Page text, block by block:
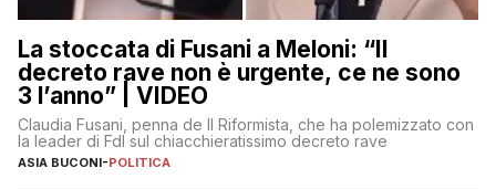
La stoccata di Fusani a Meloni: “Il
decreto rave non è urgente, ce ne sono
3 l’anno” | VIDEO
Claudia Fusani, penna de Il Riformista, che ha polemizzato con
la leader di FdI sul chiacchieratissimo decreto rave
ASIA BUCONI-POLITICA